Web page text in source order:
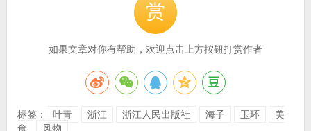
赏
如果文章对你有帮助，欢迎点击上方按钮打赏作者
标签： 叶青 浙江 浙江人民出版社 海子 玉环
美
食
风物